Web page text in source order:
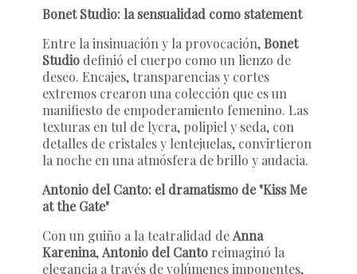
Bonet Studio: la sensualidad como statement
Entre la insinuación y la provocación,Bonet
Studiodefinió el cuerpo como un lienzo de
deseo. Encajes, transparencias y cortes
extremos crearon una colección que es un
manifiesto de empoderamiento femenino. Las
texturas en tul de lycra, polipiel y seda, con
detalles de cristales y lentejuelas, convirtieron
la noche en una atmósfera de brillo y audacia.
Antonio del Canto: el dramatismo de "Kiss Me
at the Gate"
Con un guiño a la teatralidad deAnna
Karenina,Antonio del Cantoreimaginó la
elegancia a través de volúmenes imponentes,